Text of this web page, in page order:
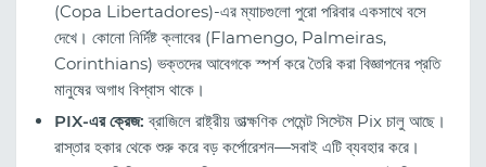
(Copa Libertadores)-এর ম্যাচগুলো পুরো পরিবার একসাথে বসে
দেখে। কোনো নির্দিষ্ট ক্লাবের (Flamengo, Palmeiras,
Corinthians) ভক্তদের আবেগকে স্পর্শ করে তৈরি করা বিজ্ঞাপনের প্রতি
মানুষের অগাধ বিশ্বাস থাকে।
PIX-এর ক্রেজ: ব্রাজিলে রাষ্ট্রীয় তাত্ক্ষণিক পেমেন্ট সিস্টেম Pix চালু আছে।
রাস্তার হকার থেকে শুরু করে বড় কর্পোরেশন—সবাই এটি ব্যবহার করে।